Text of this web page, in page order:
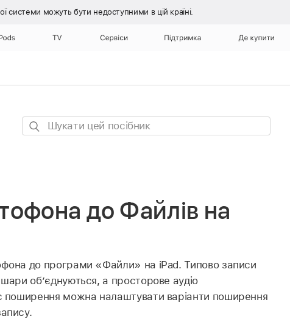
системи можуть бути недоступними в цій країні.
TV Сервіси Підтримка Де купити
Шукати
до Файлів на
до програми «Файли» на iPad. Типово записи
об’єднуються, а просторове аудіо
поширення можна налаштувати варіанти поширення